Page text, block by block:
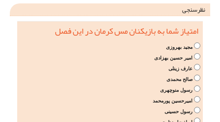
نظرسنجی
امتیاز شما به بازیکنان مس کرمان در این فصل
مجید بهروزی
امیر حسین بهزادی
عارف زینلی
صالح محمدی
رسول منوچهری
امیرحسین پورمحمد
رسول حسینی